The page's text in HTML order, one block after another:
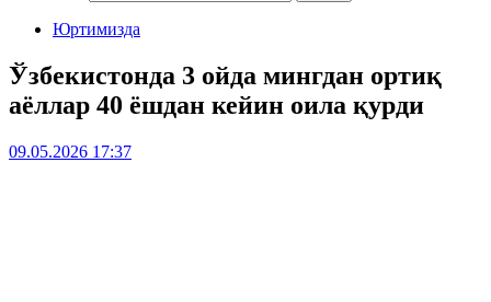
Юртимизда
Ўзбекистонда 3 ойда мингдан ортиқ
аёллар 40 ёшдан кейин оила қурди
09.05.2026 17:37